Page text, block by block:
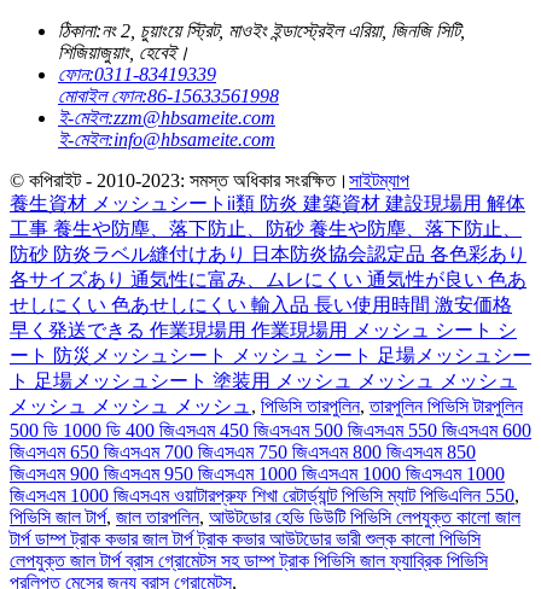
ঠিকানা:নং 2, চুয়াংয়ে স্ট্রিট, মাওইং ইন্ডাস্ট্রেইল এরিয়া, জিনজি সিটি,
শিজিয়াজুয়াং, হেবেই।
ফোন:0311-83419339
মোবাইল ফোন:86-15633561998
ই-মেইল:zzm@hbsameite.com
ই-মেইল:info@hbsameite.com
© কপিরাইট - 2010-2023: সমস্ত অধিকার সংরক্ষিত। সাইটম্যাপ
養生資材 メッシュシートⅱ類 防炎 建築資材 建設現場用 解体
工事 養生や防塵、落下防止、防砂 養生や防塵、落下防止、
防砂 防炎ラベル縫付けあり 日本防炎協会認定品 各色彩あり
各サイズあり 通気性に富み、ムレにくい 通気性が良い 色あ
せしにくい 色あせしにくい 輸入品 長い使用時間 激安価格
早く発送できる 作業現場用 作業現場用 メッシュ シート シ
ート 防災メッシュシート メッシュ シート 足場メッシュシー
ト 足場メッシュシート 塗装用 メッシュ メッシュ メッシュ
メッシュ メッシュ メッシュ , পিভিসি তারপুলিন,তারপুলিন পিভিসি টারপুলিন
500 ডি 1000 ডি 400 জিএসএম 450 জিএসএম 500 জিএসএম 550 জিএসএম 600
জিএসএম 650 জিএসএম 700 জিএসএম 750 জিএসএম 800 জিএসএম 850
জিএসএম 900 জিএসএম 950 জিএসএম 1000 জিএসএম 1000 জিএসএম 1000
জিএসএম 1000 জিএসএম ওয়াটারপ্রুফ শিখা রেটার্ড্যান্ট পিভিসি ম্যাট পিভিএলিন 550,
পিভিসি জাল টার্প, জাল তারপলিন, আউটডোর হেভি ডিউটি ​​পিভিসি লেপযুক্ত কালো জাল
টার্প ডাম্প ট্রাক কভার জাল টার্প ট্রাক কভার আউটডোর ভারী শুল্ক কালো পিভিসি
লেপযুক্ত জাল টার্প ব্রাস গ্রোমেটস সহ ডাম্প ট্রাক পিভিসি জাল ফ্যাব্রিক পিভিসি
প্রলিপ্ত মেসের জন্য ব্রাস গ্রোমেটস,